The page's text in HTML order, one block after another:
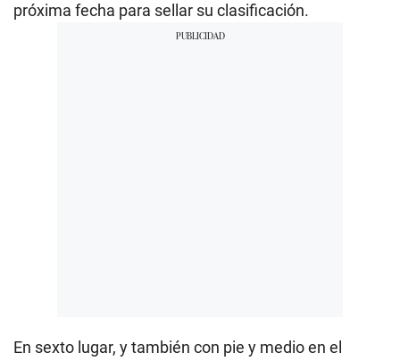
próxima fecha para sellar su clasificación.
En sexto lugar, y también con pie y medio en el